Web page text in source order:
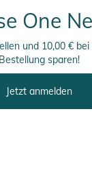
One
und 10,00 €
Bestellung sparen!
Jetzt anmelden